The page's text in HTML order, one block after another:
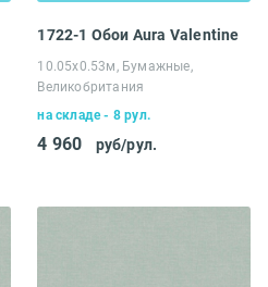
1722-1 Обои Aura Valentine
10.05х0.53м, Бумажные,
Великобритания
на складе - 8 рул.
4 960 руб/рул.